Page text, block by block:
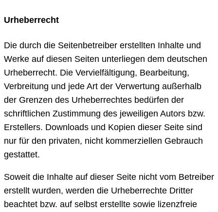
Urheberrecht
Die durch die Seitenbetreiber erstellten Inhalte und
Werke auf diesen Seiten unterliegen dem deutschen
Urheberrecht. Die Vervielfältigung, Bearbeitung,
Verbreitung und jede Art der Verwertung außerhalb
der Grenzen des Urheberrechtes bedürfen der
schriftlichen Zustimmung des jeweiligen Autors bzw.
Erstellers. Downloads und Kopien dieser Seite sind
nur für den privaten, nicht kommerziellen Gebrauch
gestattet.
Soweit die Inhalte auf dieser Seite nicht vom Betreiber
erstellt wurden, werden die Urheberrechte Dritter
beachtet bzw. auf selbst erstellte sowie lizenzfreie